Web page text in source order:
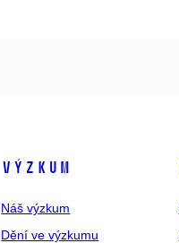
Výzkum
Náš výzkum
Dění ve výzkumu